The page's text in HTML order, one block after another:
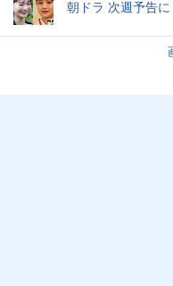
朝ドラ 次週予告に